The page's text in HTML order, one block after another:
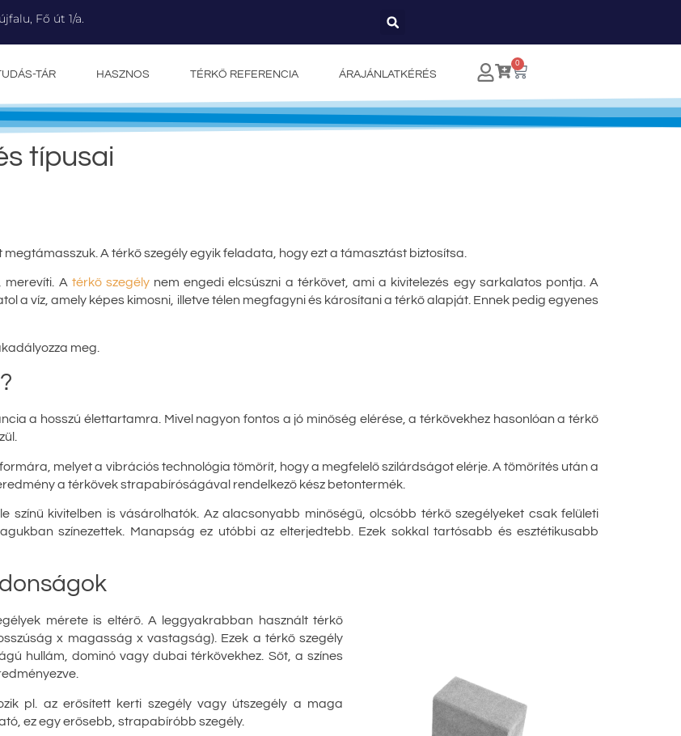
Fő út 1/a.
TÁR HASZNOS TÉRKŐ REFERENCIA ÁRAJÁNLATKÉRÉS
0
típusai
A térkő szegély egyik feladata, hogy ezt a támasztást biztosítsa.
merevíti. A térkő szegélynem engedi elcsúszni a térkövet, ami a kivitelezés egy sarkalatos pontja. A
a víz, amely képes kimosni, illetve télen megfagyni és károsítani a térkő alapját. Ennek pedig egyenes
meg.
a hosszú élettartamra. Mivel nagyon fontos a jó minőség elérése, a térkövekhez hasonlóan a térkő
melyet a vibrációs technológia tömörít, hogy a megfelelő szilárdságot elérje. A tömörítés után a
a térkövek strapabíróságával rendelkező kész betontermék.
színű kivitelben is vásárolhatók. Az alacsonyabb minőségű, olcsóbb térkő szegélyeket csak felületi
színezettek. Manapság ez utóbbi az elterjedtebb. Ezek sokkal tartósabb és esztétikusabb
mérete is eltérő. A leggyakrabban használt térkő
x magasság x vastagság). Ezek a térkő szegély
hullám, dominó vagy dubai térkövekhez. Sőt, a színes
pl. az erősített kerti szegély vagy útszegély a maga
ez egy erősebb, strapabíróbb szegély.